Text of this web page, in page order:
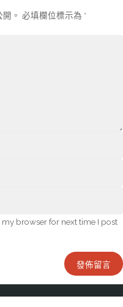
。 必填欄位標示為 *
my browser for next time I post